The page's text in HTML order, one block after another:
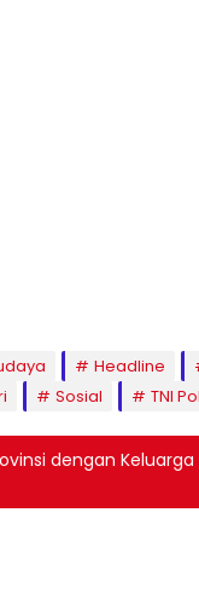
Headline
Sosial TNI
dengan